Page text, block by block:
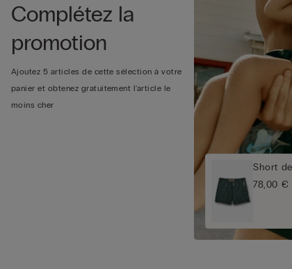
Complétez la
promotion
Ajoutez 5 articles de cette sélection à votre
panier et obtenez gratuitement l'article le
moins cher
Short
78,00 €